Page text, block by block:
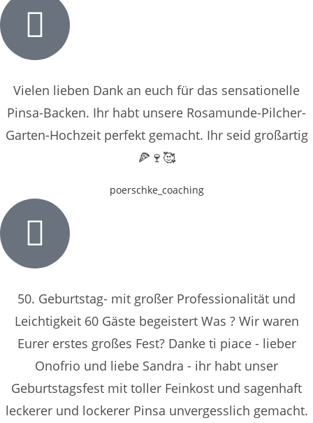
Vielen lieben Dank an euch für das sensationelle
Pinsa-Backen. Ihr habt unsere Rosamunde-Pilcher-
Garten-Hochzeit perfekt gemacht. Ihr seid großartig
🍕🍷🥰
poerschke_coaching
50. Geburtstag- mit großer Professionalität und
Leichtigkeit 60 Gäste begeistert Was ? Wir waren
Eurer erstes großes Fest? Danke ti piace - lieber
Onofrio und liebe Sandra - ihr habt unser
Geburtstagsfest mit toller Feinkost und sagenhaft
leckerer und lockerer Pinsa unvergesslich gemacht.